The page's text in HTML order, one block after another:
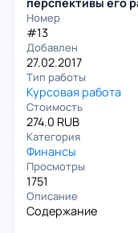
Номер
#13
Добавлен
27.02.2017
Тип работы
Курсовая работа
Стоимость
274.0 RUB
Категория
Финансы
Просмотры
1751
Описание
Содержание